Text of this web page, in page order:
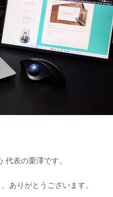
代表の栗澤です。
ありがとうございます。